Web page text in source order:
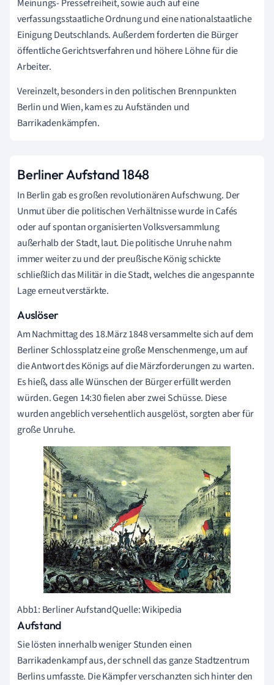
Meinungs- Pressefreiheit, sowie auch auf eine
verfassungsstaatliche Ordnung und eine nationalstaatliche
Einigung Deutschlands. Außerdem forderten die Bürger
öffentliche Gerichtsverfahren und höhere Löhne für die
Arbeiter.
Vereinzelt, besonders in den politischen Brennpunkten
Berlin und Wien, kam es zu Aufständen und
Barrikadenkämpfen.
Berliner Aufstand 1848
In Berlin gab es großen revolutionären Aufschwung. Der
Unmut über die politischen Verhältnisse wurde in Cafés
oder auf spontan organisierten Volksversammlung
außerhalb der Stadt, laut. Die politische Unruhe nahm
immer weiter zu und der preußische König schickte
schließlich das Militär in die Stadt, welches die angespannte
Lage erneut verstärkte.
Auslöser
Am Nachmittag des 18.März 1848 versammelte sich auf dem
Berliner Schlossplatz eine große Menschenmenge, um auf
die Antwort des Königs auf die Märzforderungen zu warten.
Es hieß, dass alle Wünschen der Bürger erfüllt werden
würden. Gegen 14:30 fielen aber zwei Schüsse. Diese
wurden angeblich versehentlich ausgelöst, sorgten aber für
große Unruhe.
Abb1: Berliner AufstandQuelle: Wikipedia
Aufstand
Sie lösten innerhalb weniger Stunden einen
Barrikadenkampf aus, der schnell das ganze Stadtzentrum
Berlins umfasste. Die Kämpfer verschanzten sich hinter den